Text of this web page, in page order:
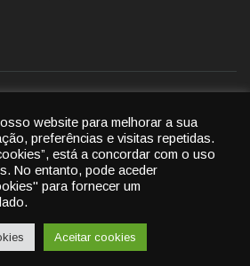
|Política de cookies
de Tondela e Nandufe
rights reserved.
Cubic Atrium
website para melhorar a sua
preferências e visitas repetidas.
está a concordar com o uso
No entanto, pode aceder
para fornecer um
Aceitar cookies